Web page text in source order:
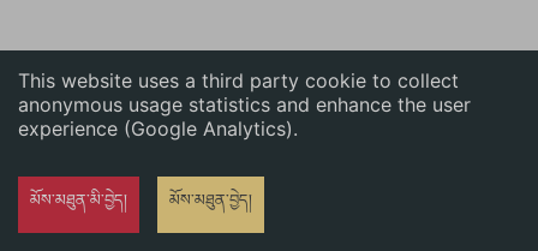
This website uses a third party cookie to collect
anonymous usage statistics and enhance the user
experience (Google Analytics).
མོས་མཐུན་མི་བྱེད། མོས་མཐུན་བྱེད།